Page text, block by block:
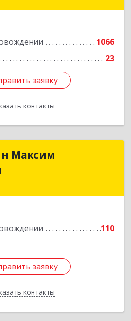
1066
23
заявку
контакты
заявку
Назад
Максим
110
заявку
контакты
Добрынин Максим
Подробнее
заявку
Назад